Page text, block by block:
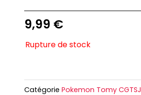
9,99 €
Rupture de stock
Catégorie Pokemon Tomy CGTSJ